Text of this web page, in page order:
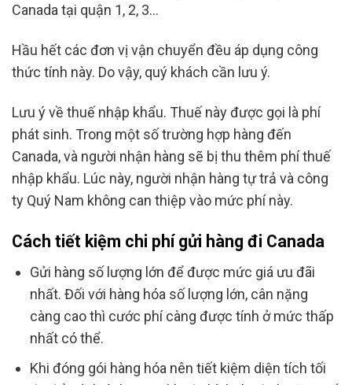
Canada tại quận 1, 2, 3…
Hầu hết các đơn vị vận chuyển đều áp dụng công
thức tính này. Do vậy, quý khách cần lưu ý.
Lưu ý về thuế nhập khẩu. Thuế này được gọi là phí
phát sinh. Trong một số trường hợp hàng đến
Canada, và người nhận hàng sẽ bị thu thêm phí thuế
nhập khẩu. Lúc này, người nhận hàng tự trả và công
ty Quý Nam không can thiệp vào mức phí này.
Cách tiết kiệm chi phí gửi hàng đi Canada
Gửi hàng số lượng lớn để được mức giá ưu đãi
nhất. Đối với hàng hóa số lượng lớn, cân nặng
càng cao thì cước phí càng được tính ở mức thấp
nhất có thể.
Khi đóng gói hàng hóa nên tiết kiệm diện tích tối